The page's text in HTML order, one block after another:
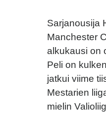
Sarjanousija
Manchester
alkukausi on
Peli on
jatkui viime
Mestarien
mielin